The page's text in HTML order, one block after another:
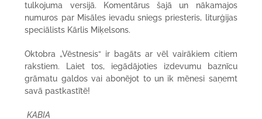
tulkojuma versijā. Komentārus šajā un nākamajos
numuros par Misāles ievadu sniegs priesteris, liturģijas
speciālists Kārlis Miķelsons.
Oktobra „Vēstnesis“ ir bagāts ar vēl vairākiem citiem
rakstiem. Laiet tos, iegādājoties izdevumu baznīcu
grāmatu galdos vai abonējot to un ik mēnesi saņemt
savā pastkastītē!
KABIA